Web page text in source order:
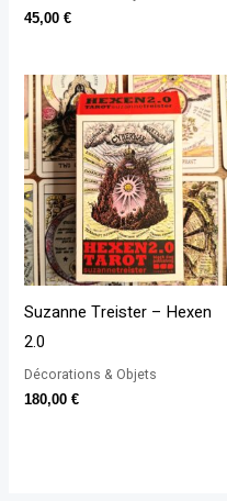
45,00€
Suzanne Treister – Hexen
2.0
Décorations & Objets
180,00€